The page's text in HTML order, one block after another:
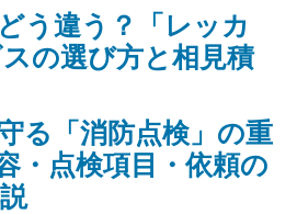
う違う？「レッカ
の選び方と相見積
る「消防点検」の重
・点検項目・依頼の